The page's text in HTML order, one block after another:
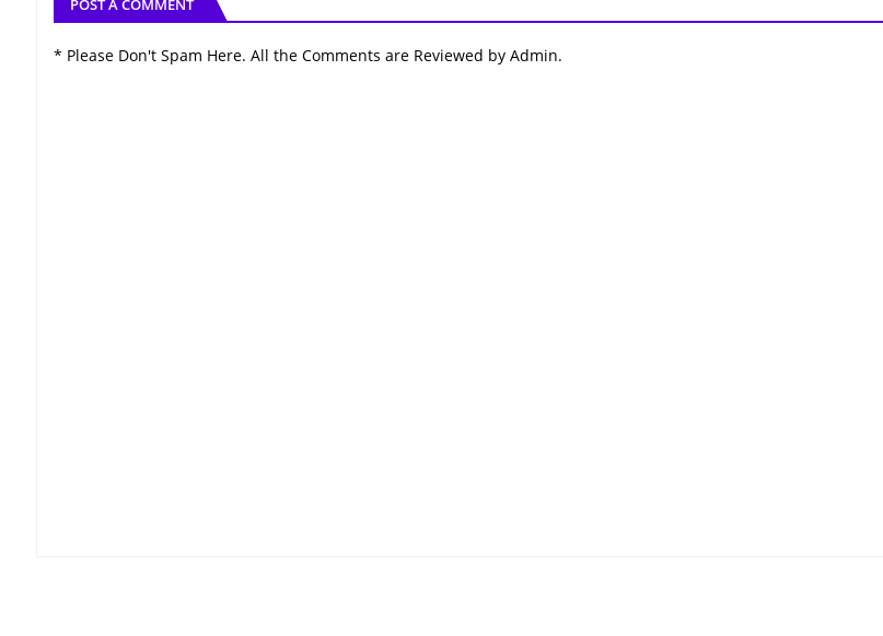
POST A COMMENT
* Please Don't Spam Here. All the Comments are Reviewed by Admin.